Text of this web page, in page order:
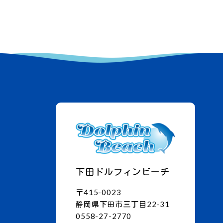
下田ドルフィンビーチ
〒415-0023
静岡県下田市三丁目22-31
0558-27-2770